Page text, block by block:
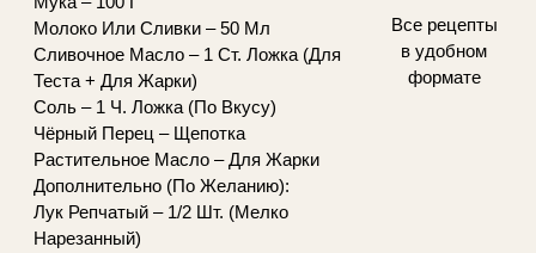
Молоко Или Сливки – 50 Мл
Сливочное Масло – 1 Ст. Ложка (Для
Теста + Для Жарки)
Соль – 1 Ч. Ложка (По Вкусу)
Чёрный Перец – Щепотка
Растительное Масло – Для Жарки
Дополнительно (По Желанию):
Лук Репчатый – 1/2 Шт. (Мелко
Нарезанный)
Все рецепты
в удобном
формате